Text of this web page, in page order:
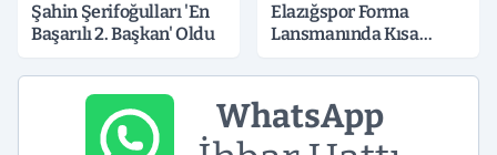
Şahin Şerifoğulları 'En
Başarılı 2. Başkan' Oldu
Elazığspor Forma
Lansmanında Kısa
WhatsApp